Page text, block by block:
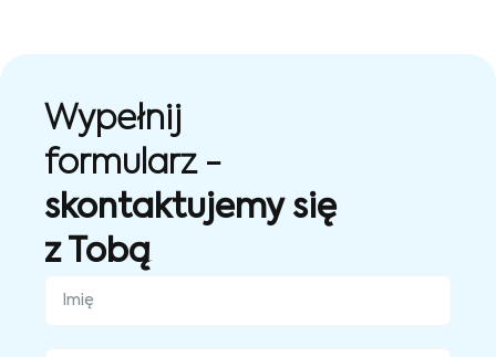
Wypełnij
formularz -
skontaktujemy się
z Tobą